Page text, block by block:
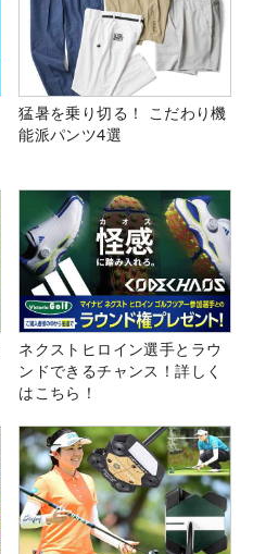
猛暑を乗り切る！ こだわり機
能派パンツ4選
ネクストヒロイン選手とラウ
ンドできるチャンス！詳しく
はこちら！